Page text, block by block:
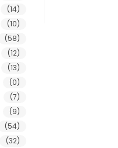
(14)
(10)
(58)
(12)
(13)
(0)
(7)
(9)
(54)
(32)